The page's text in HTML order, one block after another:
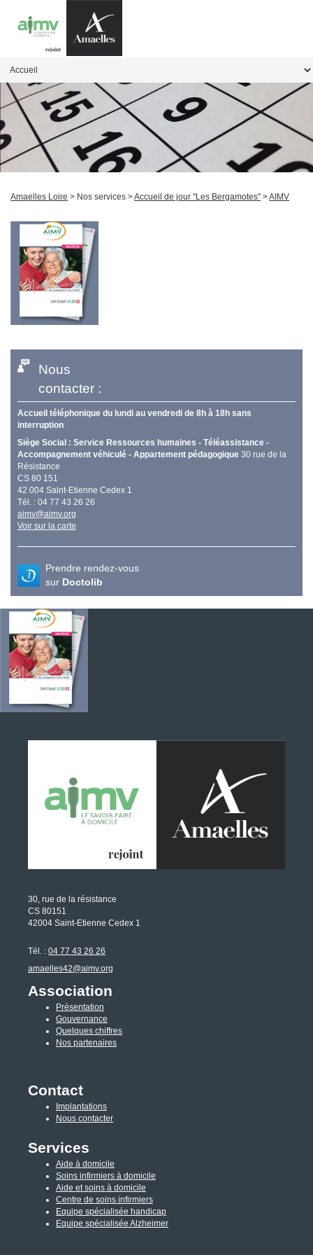
Amaelles Loire > Nos services >Accueil de jour "Les Bergamotes" >AIMV
Nous
contacter :
Accueil téléphonique du lundi au vendredi de 8h à 18h sans
interruption
Siège Social : Service Ressources humaines - Téléassistance -
Accompagnement véhiculé - Appartement pédagogique 30 rue de la
Résistance
CS 80 151
42 004 Saint-Etienne Cedex 1
Tél. : 04 77 43 26 26
aimv@aimv.org
Voir sur la carte
Prendre rendez-vous
sur Doctolib
30, rue de la résistance
CS 80151
42004 Saint-Etienne Cedex 1
Tél. : 04 77 43 26 26
amaelles42@aimv.org
Association
Présentation
Gouvernance
Quelques chiffres
Nos partenaires
Contact
Implantations
Nous contacter
Services
Aide à domicile
Soins infirmiers à domicile
Aide et soins à domicile
Centre de soins infirmiers
Equipe spécialisée handicap
Equipe spécialisée Alzheimer